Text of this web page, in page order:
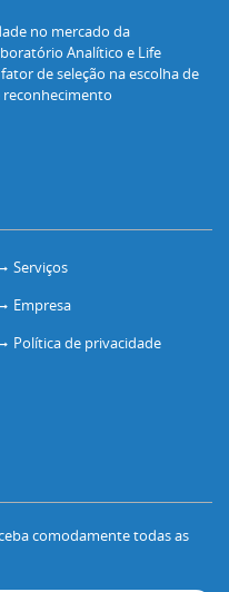
no mercado da
Analítico e Life
de seleção na escolha de
reconhecimento
Serviços
Empresa
Política de privacidade
comodamente todas as